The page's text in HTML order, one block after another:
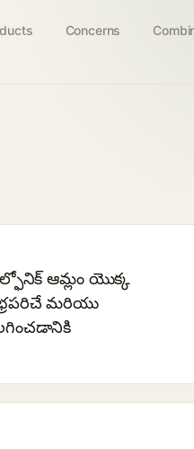
Concerns
ఆమ్లం యొక్క
మరియు